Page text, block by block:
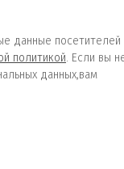
данные посетителей
политикой. Если вы
данных,вам